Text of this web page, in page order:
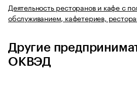
Деятельность ресторанов и кафе с
обслуживанием, кафетериев,
Другие
ОКВЭД